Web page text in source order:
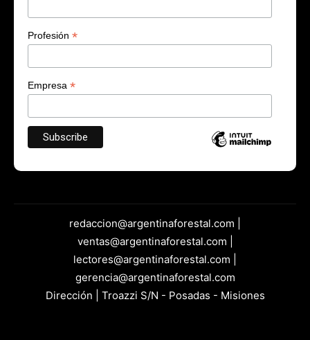
Profesión *
Empresa *
redaccion@argentinaforestal.com |
ventas@argentinaforestal.com |
lectores@argentinaforestal.com |
gerencia@argentinaforestal.com
Dirección | Troazzi S/N - Posadas - Misiones